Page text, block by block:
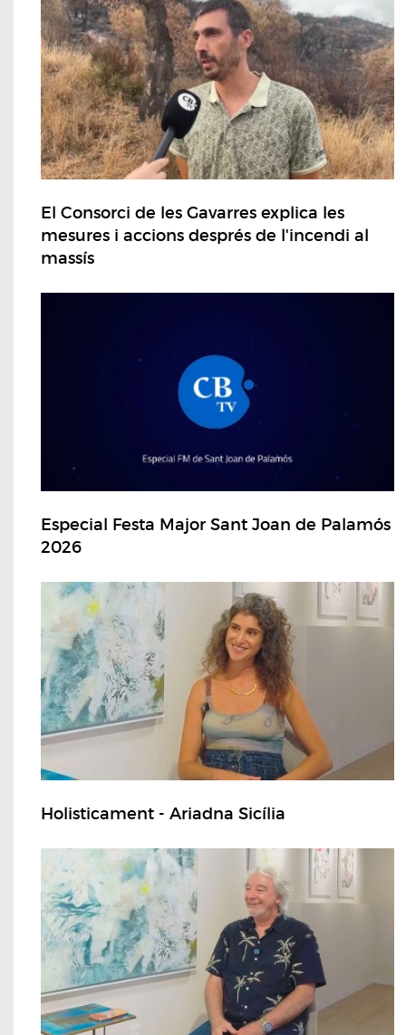
El Consorci de les Gavarres explica les
mesures i accions després de l'incendi al
massís
Especial Festa Major Sant Joan de Palamós
2026
Holisticament - Ariadna Sicília